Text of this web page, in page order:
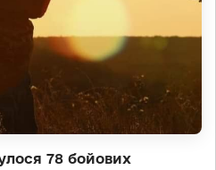
78 бойових